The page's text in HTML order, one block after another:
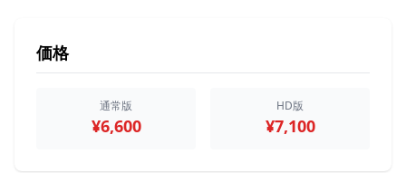
価格
通常版
¥6,600
HD版
¥7,100